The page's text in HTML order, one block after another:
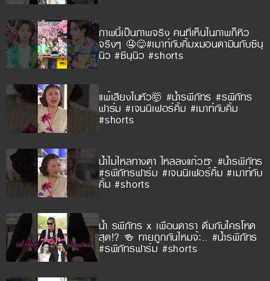
ภาพนี้เป็นภาพจริง คนที่เห็นในภาพก็หิว
จริงๆ 🤤😋#เมาท์กับคิ้มxมอนดามินกับซีนุ
นิว #ซีนุนิว #shorts
แพ้เสียงในหัว🤯 #น้ำรพีภัทร #รพีภัทร
ฟาร์ม #เจนนิเฟอร์คิ้ม #เมาท์กับคิ้ม
#shorts
น้ำไม่ไหลทางตา ไหลลงแก้ว🍺 #น้ำรพีภัทร
#รพีภัทรฟาร์ม #เจนนิเฟอร์คิ้ม #เมาท์กับ
คิ้ม #shorts
น้ำ รพีภัทร x เพื่อนดารา ดื่มกับใครโหด
สุด!? 🍻 ทายถูกกันไหมจ้ะ.. #น้ำรพีภัทร
#รพีภัทรฟาร์ม #shorts